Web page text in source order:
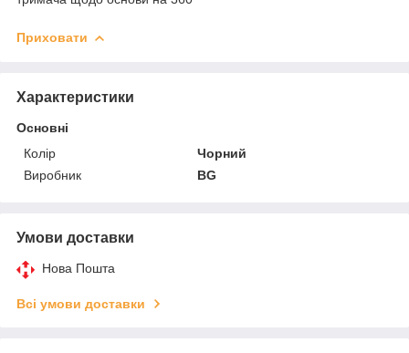
Приховати
Характеристики
Основні
Колір
Чорний
Виробник
BG
Умови доставки
Нова Пошта
Всі умови доставки